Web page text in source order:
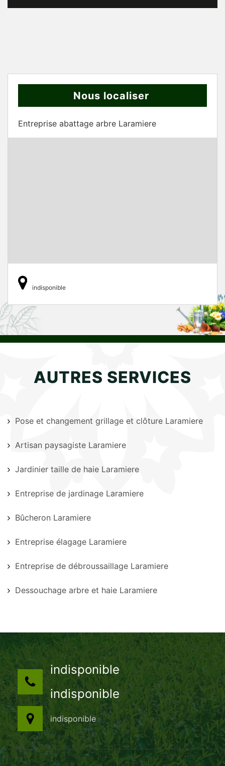
Nous localiser
Entreprise abattage arbre Laramiere
indisponible
AUTRES SERVICES
Pose et changement grillage et clôture Laramiere
Artisan paysagiste Laramiere
Jardinier taille de haie Laramiere
Entreprise de jardinage Laramiere
Bûcheron Laramiere
Entreprise élagage Laramiere
Entreprise de débroussaillage Laramiere
Dessouchage arbre et haie Laramiere
indisponible
indisponible
indisponible